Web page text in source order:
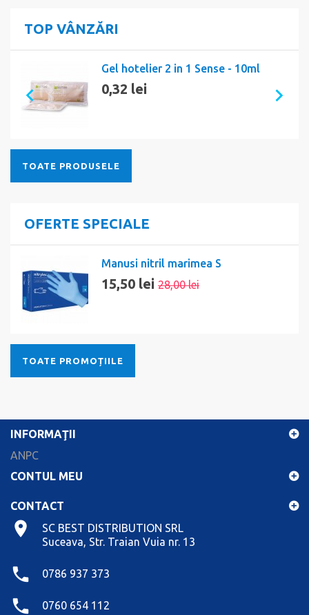
TOP VÂNZĂRI
Gel hotelier 2 in 1 Sense - 10ml
0,32 lei
TOATE PRODUSELE
OFERTE SPECIALE
Manusi nitril marimea S
15,50 lei 28,00 lei
TOATE PROMOȚIILE
INFORMAŢII
ANPC
CONTUL MEU
CONTACT
SC BEST DISTRIBUTION SRL
Suceava, Str. Traian Vuia nr. 13
0786 937 373
0760 654 112